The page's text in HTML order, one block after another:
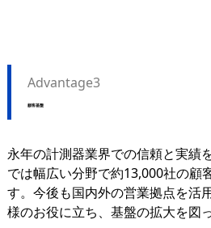
Advantage3
顧客基盤
永年の計測器業界での信頼と実績
では幅広い分野で約13,000社の顧
す。今後も国内外の営業拠点を活
様のお役に立ち、基盤の拡大を図